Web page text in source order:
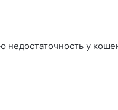
недостаточность у